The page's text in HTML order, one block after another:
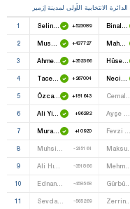
الدائرة الانتخابية الأولى لمدينة إزمير
1 Selin Sayek Böke +523089
2 +437727 Mahmut Atilla Kaya
3 Ahmet Tuncay Özkan +352366 Hüseyin Kocabıyık
4 Tacettin Bayır +267004
5 Özcan Purçu +181643
6 +96282
7 Murat Bakan +10920
8 -245164 Maksut Karaosman
9 -351866 Mehmet Ilkbahar
10 Ednan Arslan -458568 Gürbüz Akbulut
11 Sevda Erdan Kılıç -565269 Zerrin Kara